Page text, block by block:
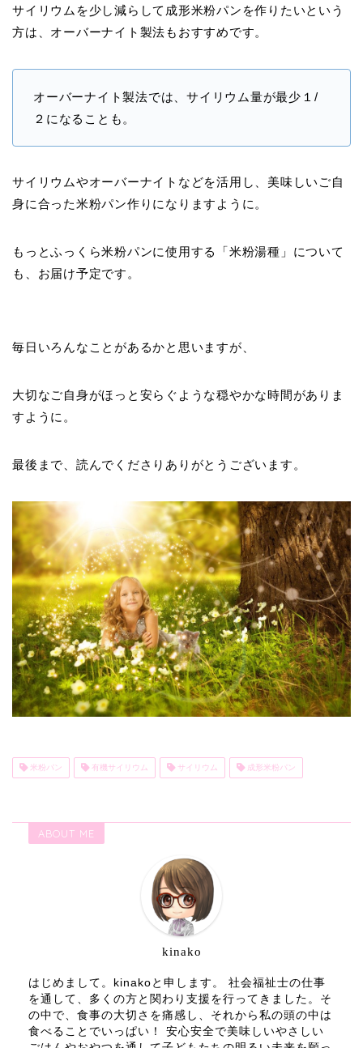
サイリウムを少し減らして成形米粉パンを作りたいという
方は、オーバーナイト製法もおすすめです。
オーバーナイト製法では、サイリウム量が最少１/
２になることも。
サイリウムやオーバーナイトなどを活用し、美味しいご自
身に合った米粉パン作りになりますように。
もっとふっくら米粉パンに使用する「米粉湯種」について
も、お届け予定です。
毎日いろんなことがあるかと思いますが、
大切なご自身がほっと安らぐような穏やかな時間がありま
すように。
最後まで、読んでくださりありがとうございます。
米粉パン 有機サイリウム サイリウム 成形米粉パン
ABOUT ME
kinako
はじめまして。kinakoと申します。 社会福祉士の仕事
を通して、多くの方と関わり支援を行ってきました。そ
の中で、食事の大切さを痛感し、それから私の頭の中は
食べることでいっぱい！ 安心安全で美味しいやさしい